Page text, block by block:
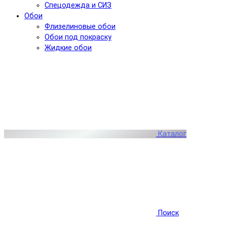
Спецодежда и СИЗ
Обои
Флизелиновые обои
Обои под покраску
Жидкие обои
Каталог
Поиск